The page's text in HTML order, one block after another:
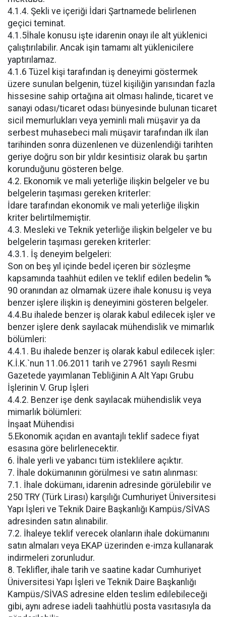
4.1.4. Şekli ve içeriği İdari Şartnamede belirlenen
geçici teminat.
4.1.5İhale konusu işte idarenin onayı ile alt yüklenici
çalıştırılabilir. Ancak işin tamamı alt yüklenicilere
yaptırılamaz.
4.1.6 Tüzel kişi tarafından iş deneyimi göstermek
üzere sunulan belgenin, tüzel kişiliğin yarısından fazla
hissesine sahip ortağına ait olması halinde, ticaret ve
sanayi odası/ticaret odası bünyesinde bulunan ticaret
sicil memurlukları veya yeminli mali müşavir ya da
serbest muhasebeci mali müşavir tarafından ilk ilan
tarihinden sonra düzenlenen ve düzenlendiği tarihten
geriye doğru son bir yıldır kesintisiz olarak bu şartın
korunduğunu gösteren belge.
4.2. Ekonomik ve mali yeterliğe ilişkin belgeler ve bu
belgelerin taşıması gereken kriterler:
İdare tarafından ekonomik ve mali yeterliğe ilişkin
kriter belirtilmemiştir.
4.3. Mesleki ve Teknik yeterliğe ilişkin belgeler ve bu
belgelerin taşıması gereken kriterler:
4.3.1. İş deneyim belgeleri:
Son on beş yıl içinde bedel içeren bir sözleşme
kapsamında taahhüt edilen ve teklif edilen bedelin %
90 oranından az olmamak üzere ihale konusu iş veya
benzer işlere ilişkin iş deneyimini gösteren belgeler.
4.4.Bu ihalede benzer iş olarak kabul edilecek işler ve
benzer işlere denk sayılacak mühendislik ve mimarlık
bölümleri:
4.4.1. Bu ihalede benzer iş olarak kabul edilecek işler:
K.İ.K.`nun 11.06.2011 tarih ve 27961 sayılı Resmi
Gazetede yayımlanan Tebliğinin A Alt Yapı Grubu
İşlerinin V. Grup İşleri
4.4.2. Benzer işe denk sayılacak mühendislik veya
mimarlık bölümleri:
İnşaat Mühendisi
5.Ekonomik açıdan en avantajlı teklif sadece fiyat
esasına göre belirlenecektir.
6. İhale yerli ve yabancı tüm isteklilere açıktır.
7. İhale dokümanının görülmesi ve satın alınması:
7.1. İhale dokümanı, idarenin adresinde görülebilir ve
250 TRY (Türk Lirası) karşılığı Cumhuriyet Üniversitesi
Yapı İşleri ve Teknik Daire Başkanlığı Kampüs/SİVAS
adresinden satın alınabilir.
7.2. İhaleye teklif verecek olanların ihale dokümanını
satın almaları veya EKAP üzerinden e-imza kullanarak
indirmeleri zorunludur.
8. Teklifler, ihale tarih ve saatine kadar Cumhuriyet
Üniversitesi Yapı İşleri ve Teknik Daire Başkanlığı
Kampüs/SİVAS adresine elden teslim edilebileceği
gibi, aynı adrese iadeli taahhütlü posta vasıtasıyla da